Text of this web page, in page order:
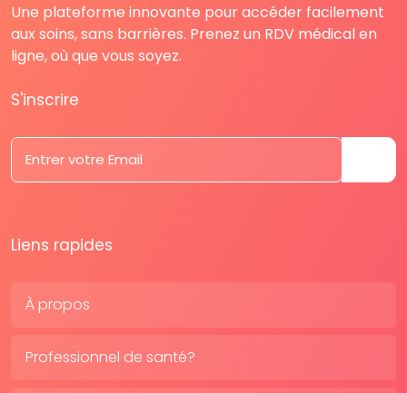
Une plateforme innovante pour accéder facilement
aux soins, sans barrières. Prenez un RDV médical en
ligne, où que vous soyez.
S'inscrire
Liens rapides
À propos
Professionnel de santé?